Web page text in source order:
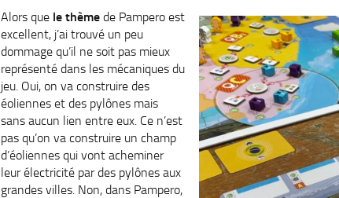
Alors que le thème de Pampero est
excellent, j’ai trouvé un peu
dommage qu’il ne soit pas mieux
représenté dans les mécaniques du
jeu. Oui, on va construire des
éoliennes et des pylônes mais
sans aucun lien entre eux. Ce n’est
pas qu’on va construire un champ
d’éoliennes qui vont acheminer
leur électricité par des pylônes aux
grandes villes. Non, dans Pampero,